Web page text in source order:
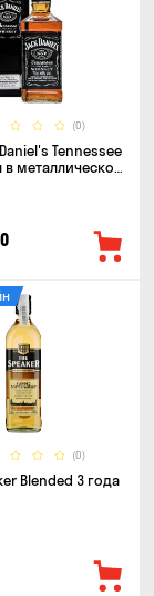
(0)
Tennessee
в металлической
(0)
Blended 3 года